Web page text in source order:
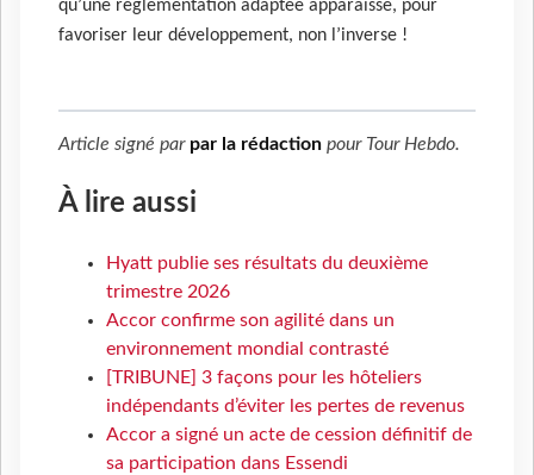
qu’une réglementation adaptée apparaisse, pour
favoriser leur développement, non l’inverse !
Article signé par par la rédaction pour Tour Hebdo.
À lire aussi
Hyatt publie ses résultats du deuxième
trimestre 2026
Accor confirme son agilité dans un
environnement mondial contrasté
[TRIBUNE] 3 façons pour les hôteliers
indépendants d’éviter les pertes de revenus
Accor a signé un acte de cession définitif de
sa participation dans Essendi